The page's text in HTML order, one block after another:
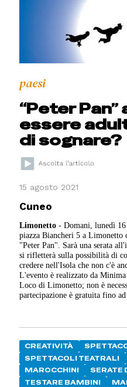
paesi
“Peter
essere
di sognare?
15 agosto 2021
Cuneo
Limonetto - Domani, lunedì
piazza Biancheri 5 a Limonetto
"Peter Pan". Sarà una serata
si rifletterà sulla possibilità di
credere nell'Isola che non c'è
L'evento è realizzato da
Loco di Limonetto; non è
partecipazione è gratuita fino ad
CREATIVITÀ
SPETTACOLI TEATRALI
MAROCCHINI
SERATE
TESTARE BAMBINI